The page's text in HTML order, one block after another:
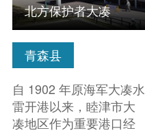
青森县
自 1902 年原海军大凑水
雷开港以来，睦津市大
凑地区作为重要港口经
北方保护者大凑